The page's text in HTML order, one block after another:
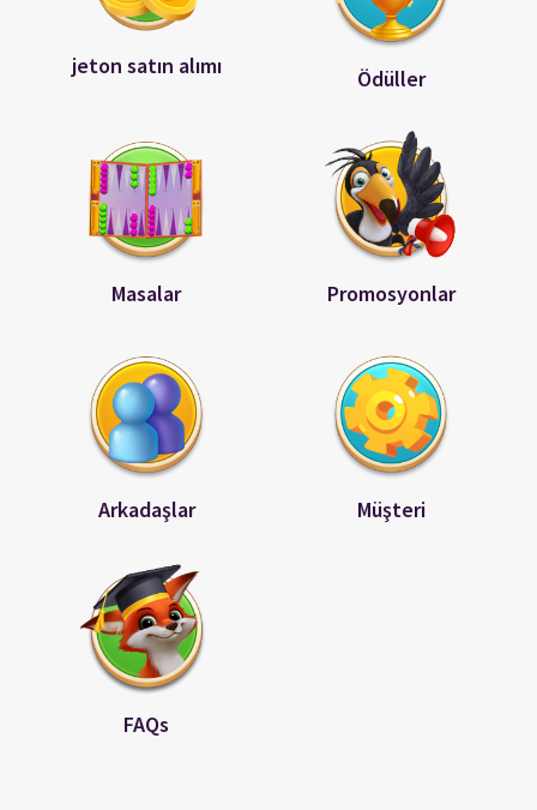
jeton satın alımı Ödüller
Masalar Promosyonlar
Arkadaşlar Müşteri
FAQs